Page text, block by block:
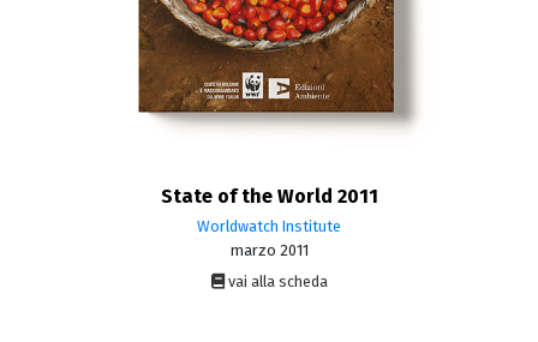
State of the World 2011
Worldwatch Institute
marzo 2011
vai alla scheda